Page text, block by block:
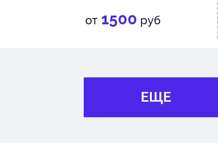
от 1500 руб
ЕЩЕ